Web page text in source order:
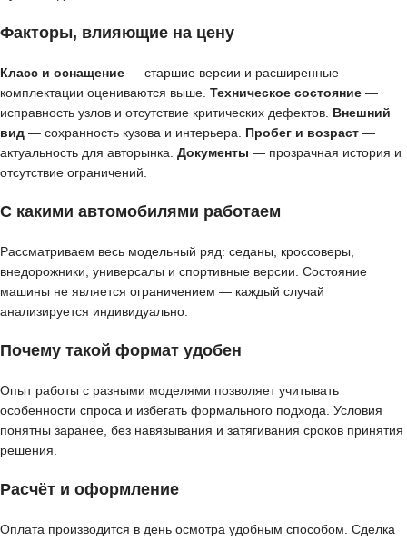
Факторы, влияющие на цену
Класс и оснащение — старшие версии и расширенные
комплектации оцениваются выше. Техническое состояние —
исправность узлов и отсутствие критических дефектов. Внешний
вид — сохранность кузова и интерьера. Пробег и возраст —
актуальность для авторынка. Документы — прозрачная история и
отсутствие ограничений.
С какими автомобилями работаем
Рассматриваем весь модельный ряд: седаны, кроссоверы,
внедорожники, универсалы и спортивные версии. Состояние
машины не является ограничением — каждый случай
анализируется индивидуально.
Почему такой формат удобен
Опыт работы с разными моделями позволяет учитывать
особенности спроса и избегать формального подхода. Условия
понятны заранее, без навязывания и затягивания сроков принятия
решения.
Расчёт и оформление
Оплата производится в день осмотра удобным способом. Сделка